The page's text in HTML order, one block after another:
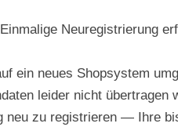
Einmalige Neuregistrierung
ein neues Shopsystem
leider nicht übertragen
neu zu registrieren — Ihre